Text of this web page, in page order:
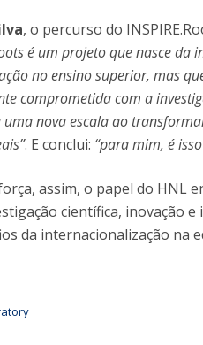
, o percurso do
é um projeto que nasce
no ensino superior, mas
comprometida com a
nova escala ao
. E conclui: “para mim, é
assim, o papel do HNL
científica, inovação
da internacionalização na